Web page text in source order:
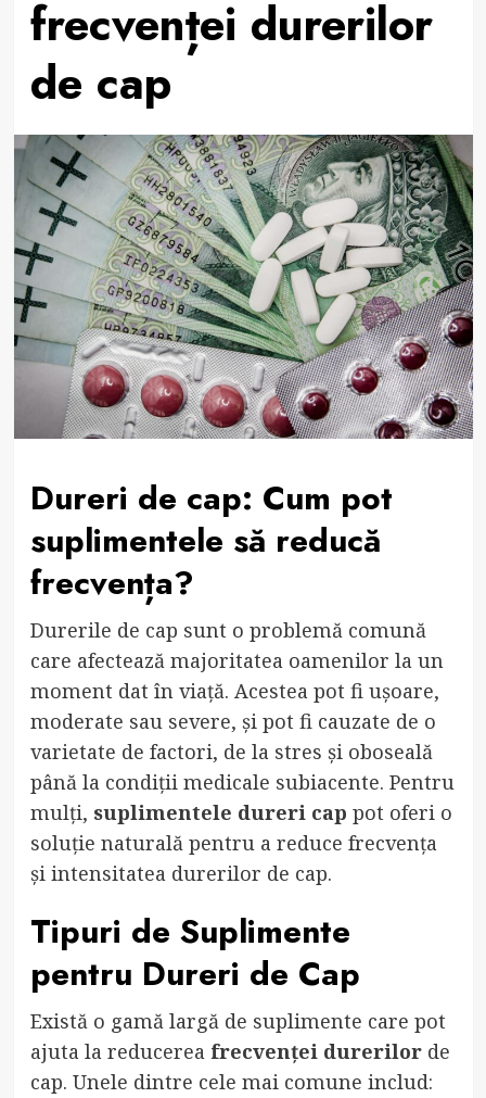
frecvenței durerilor
de cap
Dureri de cap: Cum pot
suplimentele să reducă
frecvența?
Durerile de cap sunt o problemă comună
care afectează majoritatea oamenilor la un
moment dat în viață. Acestea pot fi ușoare,
moderate sau severe, și pot fi cauzate de o
varietate de factori, de la stres și oboseală
până la condiții medicale subiacente. Pentru
mulți, suplimentele dureri cap pot oferi o
soluție naturală pentru a reduce frecvența
și intensitatea durerilor de cap.
Tipuri de Suplimente
pentru Dureri de Cap
Există o gamă largă de suplimente care pot
ajuta la reducerea frecvenței durerilorde
cap. Unele dintre cele mai comune includ: